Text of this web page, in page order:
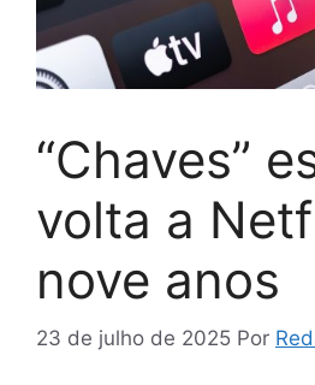
“Chaves”
volta a
nove anos
23 de julho de 2025 Por